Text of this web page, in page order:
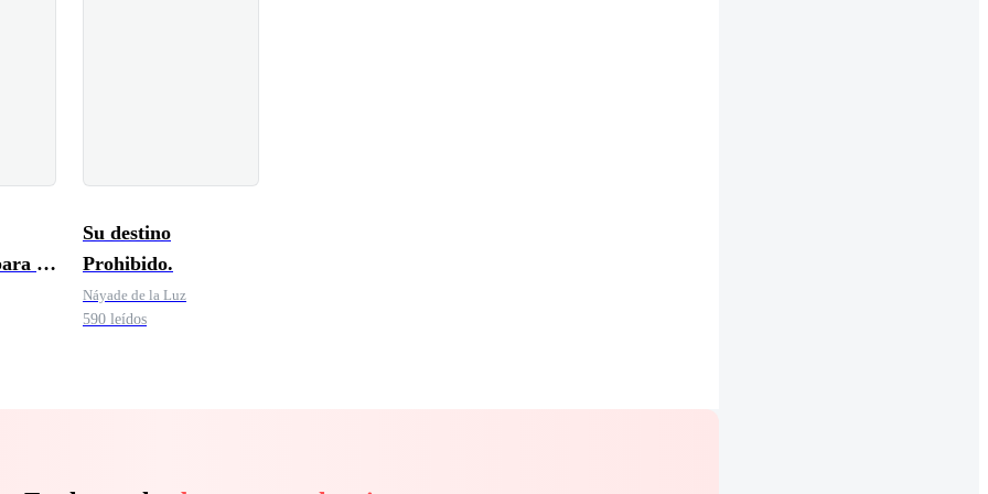
la
Su destino
Prohibido.
Náyade de la Luz
590 leídos